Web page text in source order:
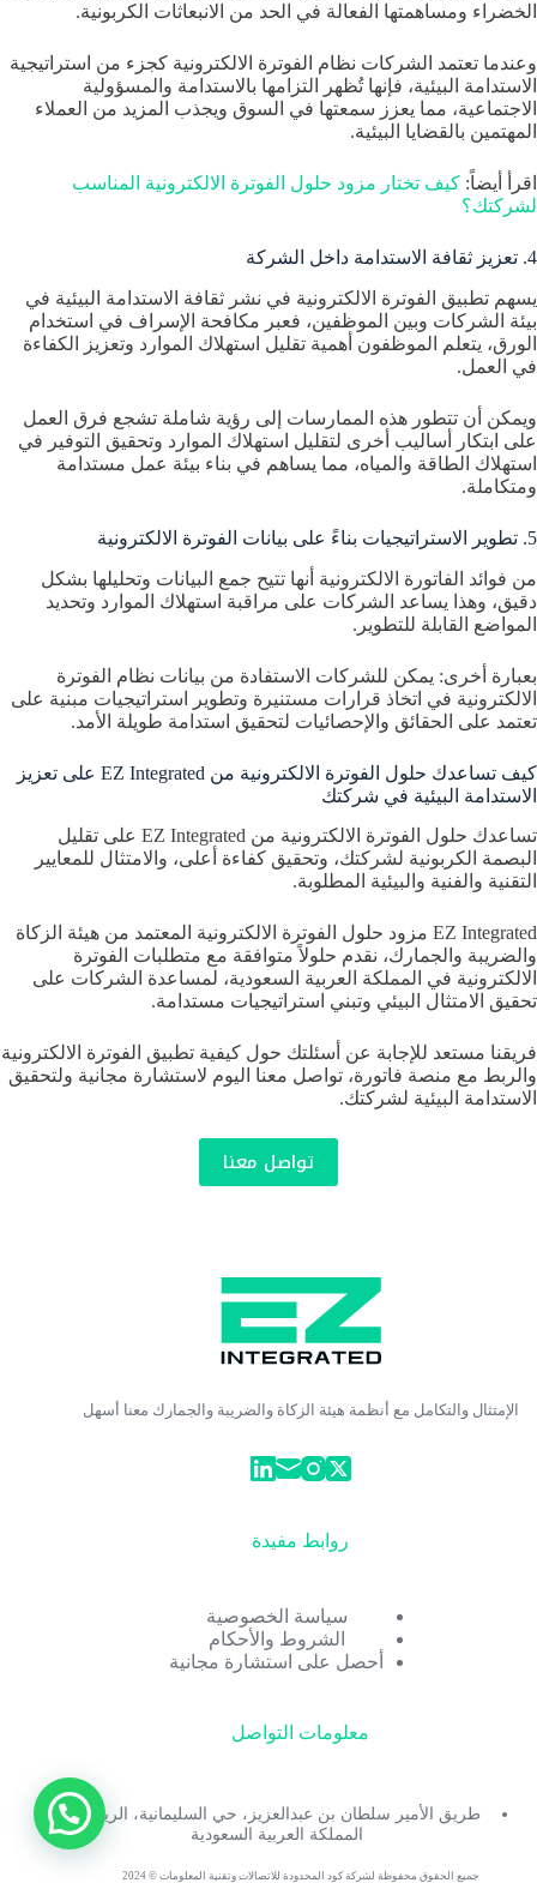
الخضراء ومساهمتها الفعالة في الحد من الانبعاثات الكربونية.
وعندما تعتمد الشركات نظام الفوترة الالكترونية كجزء من استراتيجية
الاستدامة البيئية، فإنها تُظهر التزامها بالاستدامة والمسؤولية
الاجتماعية، مما يعزز سمعتها في السوق ويجذب المزيد من العملاء
المهتمين بالقضايا البيئية.
اقرأ أيضاً: كيف تختار مزود حلول الفوترة الالكترونية المناسب
لشركتك؟
4. تعزيز ثقافة الاستدامة داخل الشركة
يسهم تطبيق الفوترة الالكترونية في نشر ثقافة الاستدامة البيئية في
بيئة الشركات وبين الموظفين، فعبر مكافحة الإسراف في استخدام
الورق، يتعلم الموظفون أهمية تقليل استهلاك الموارد وتعزيز الكفاءة
في العمل.
ويمكن أن تتطور هذه الممارسات إلى رؤية شاملة تشجع فرق العمل
على ابتكار أساليب أخرى لتقليل استهلاك الموارد وتحقيق التوفير في
استهلاك الطاقة والمياه، مما يساهم في بناء بيئة عمل مستدامة
ومتكاملة.
5. تطوير الاستراتيجيات بناءً على بيانات الفوترة الالكترونية
من فوائد الفاتورة الالكترونية أنها تتيح جمع البيانات وتحليلها بشكل
دقيق، وهذا يساعد الشركات على مراقبة استهلاك الموارد وتحديد
المواضع القابلة للتطوير.
بعبارة أخرى: يمكن للشركات الاستفادة من بيانات نظام الفوترة
الالكترونية في اتخاذ قرارات مستنيرة وتطوير استراتيجيات مبنية على
تعتمد على الحقائق والإحصائيات لتحقيق استدامة طويلة الأمد.
كيف تساعدك حلول الفوترة الالكترونية من EZ Integrated على تعزيز
الاستدامة البيئية في شركتك
تساعدك حلول الفوترة الالكترونية من EZ Integrated على تقليل
البصمة الكربونية لشركتك، وتحقيق كفاءة أعلى، والامتثال للمعايير
التقنية والفنية والبيئية المطلوبة.
EZ Integrated مزود حلول الفوترة الالكترونية المعتمد من هيئة الزكاة
والضريبة والجمارك، نقدم حلولاً متوافقة مع متطلبات الفوترة
الالكترونية في المملكة العربية السعودية، لمساعدة الشركات على
تحقيق الامتثال البيئي وتبني استراتيجيات مستدامة.
فريقنا مستعد للإجابة عن أسئلتك حول كيفية تطبيق الفوترة الالكترونية
والربط مع منصة فاتورة، تواصل معنا اليوم لاستشارة مجانية ولتحقيق
الاستدامة البيئية لشركتك.
تواصل معنا
الإمتثال والتكامل مع أنظمة هيئة الزكاة والضريبة والجمارك معنا أسهل
روابط مفيدة
سياسة الخصوصية
الشروط والأحكام
أحصل على استشارة مجانية
معلومات التواصل
طريق الأمير سلطان بن عبدالعزيز، حي السليمانية، الرياض،
المملكة العربية السعودية
جميع الحقوق محفوظة لشركة كود المحدودة للاتصالات وتقنية المعلومات © 2024